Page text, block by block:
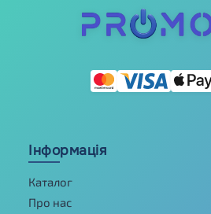
Інформація
Каталог
Про нас